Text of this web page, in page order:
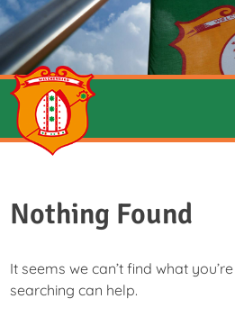
Nothing Found
It seems we can’t find what
searching can help.